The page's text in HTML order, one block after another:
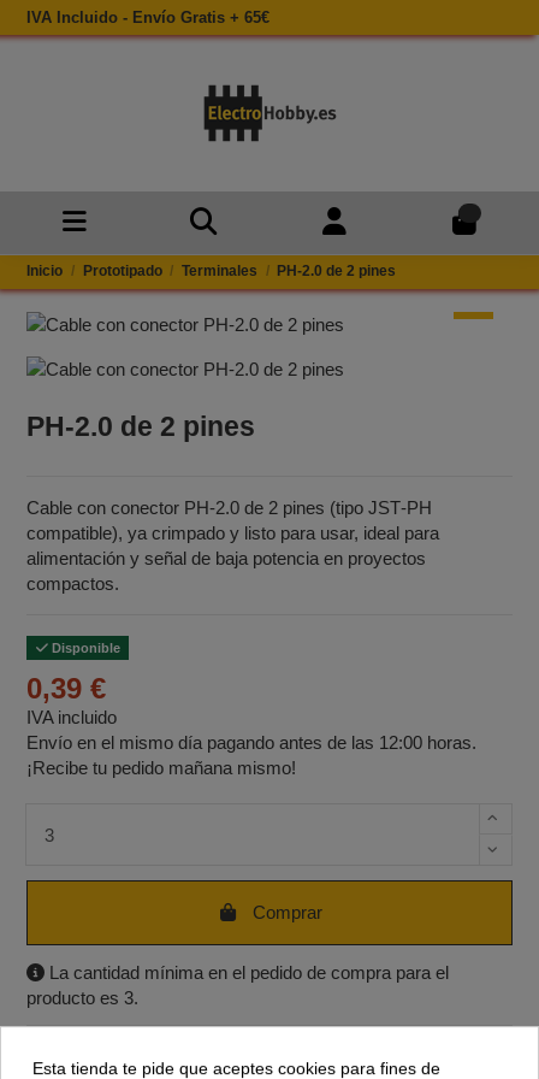
IVA Incluido - Envío Gratis + 65€
Inicio Prototipado Terminales PH‑2.0 de 2 pines
PH‑2.0 de 2 pines
Cable con conector PH‑2.0 de 2 pines (tipo JST‑PH
compatible), ya crimpado y listo para usar, ideal para
alimentación y señal de baja potencia en proyectos
compactos.
Disponible
0,39 €
IVA incluido
Envío en el mismo día pagando antes de las 12:00 horas.
¡Recibe tu pedido mañana mismo!
Comprar
La cantidad mínima en el pedido de compra para el
producto es 3.
Esta tienda te pide que aceptes cookies para fines de